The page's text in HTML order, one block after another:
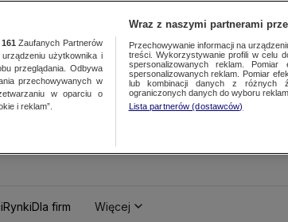
RynkiDla firm Więcej
161 Zaufanych Partnerów
użytkownika i
przeglądania. Odbywa
przechowywanych w
w oparciu o
i reklam”.
Wraz z naszymi partnerami
Przechowywanie informacji na
treści. Wykorzystywanie profili w celu
spersonalizowanych reklam.
spersonalizowanych reklam. Pomiar
lub kombinacji danych z różnych
ograniczonych danych do wyboru reklam.
Lista partnerów (dostawców)